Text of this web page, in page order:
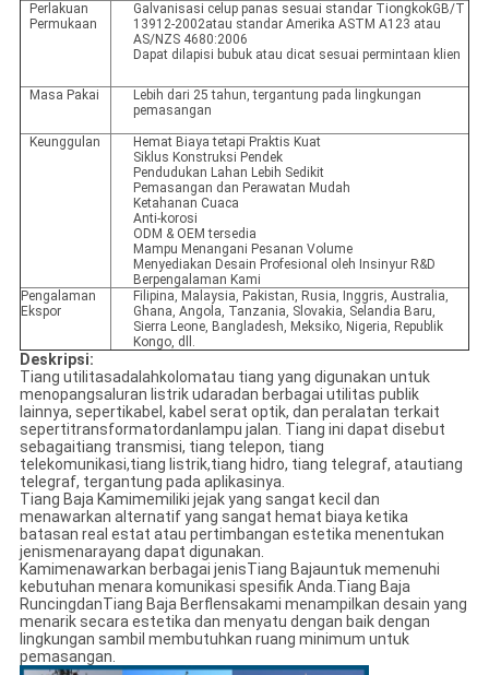
Perlakuan
Permukaan
Galvanisasi celup panas sesuai standar TiongkokGB/T
13912-2002atau standar Amerika ASTM A123 atau
AS/NZS 4680:2006
Dapat dilapisi bubuk atau dicat sesuai permintaan klien
Masa Pakai
Lebih dari 25 tahun, tergantung pada lingkungan
pemasangan
Keunggulan
Hemat Biaya tetapi Praktis Kuat
Siklus Konstruksi Pendek
Pendudukan Lahan Lebih Sedikit
Pemasangan dan Perawatan Mudah
Ketahanan Cuaca
Anti-korosi
ODM & OEM tersedia
Mampu Menangani Pesanan Volume
Menyediakan Desain Profesional oleh Insinyur R&D
Berpengalaman Kami
Pengalaman
Ekspor
Filipina, Malaysia, Pakistan, Rusia, Inggris, Australia,
Ghana, Angola, Tanzania, Slovakia, Selandia Baru,
Sierra Leone, Bangladesh, Meksiko, Nigeria, Republik
Kongo, dll.
Deskripsi:
Tiang utilitasadalahkolomatau tiang yang digunakan untuk
menopangsaluran listrik udaradan berbagai utilitas publik
lainnya, sepertikabel, kabel serat optik, dan peralatan terkait
sepertitransformatordanlampu jalan. Tiang ini dapat disebut
sebagaitiang transmisi, tiang telepon, tiang
telekomunikasi,tiang listrik,tiang hidro, tiang telegraf, atautiang
telegraf, tergantung pada aplikasinya.
Tiang Baja Kamimemiliki jejak yang sangat kecil dan
menawarkan alternatif yang sangat hemat biaya ketika
batasan real estat atau pertimbangan estetika menentukan
jenismenarayang dapat digunakan.
Kamimenawarkan berbagai jenisTiang Bajauntuk memenuhi
kebutuhan menara komunikasi spesifik Anda.Tiang Baja
RuncingdanTiang Baja Berflensakami menampilkan desain yang
menarik secara estetika dan menyatu dengan baik dengan
lingkungan sambil membutuhkan ruang minimum untuk
pemasangan.